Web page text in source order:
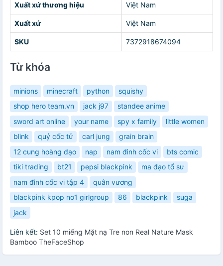
Xuất xứ thương hiệu Việt Nam
Xuất xứ Việt Nam
SKU 7372918674094
Từ khóa
minions minecraft python
squishy
shop hero team.vn
jack j97
standee anime
sword art online
your name spy x family
little women
blink
quỷ cốc tử carl jung
grain brain
12 cung hoàng đạo
nap nam đình cốc vi
bts comic
tiki trading
bt21 pepsi blackpink
ma đạo tổ sư
nam đình cốc vi tập 4
quân vương
blackpink kpop no1 girlgroup
86 blackpink
suga
jack
Liên kết: Set 10 miếng Mặt nạ Tre non Real Nature Mask
Bamboo TheFaceShop